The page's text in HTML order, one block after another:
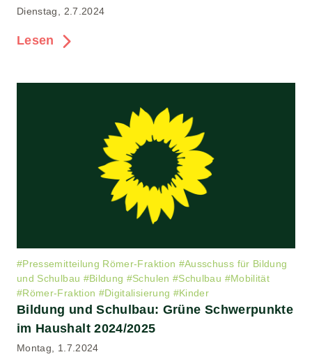
Dienstag, 2.7.2024
Lesen
#Pressemitteilung Römer-Fraktion #Ausschuss für Bildung
und Schulbau #Bildung #Schulen #Schulbau #Mobilität
#Römer-Fraktion #Digitalisierung #Kinder
Bildung und Schulbau: Grüne Schwerpunkte
im Haushalt 2024/2025
Montag, 1.7.2024